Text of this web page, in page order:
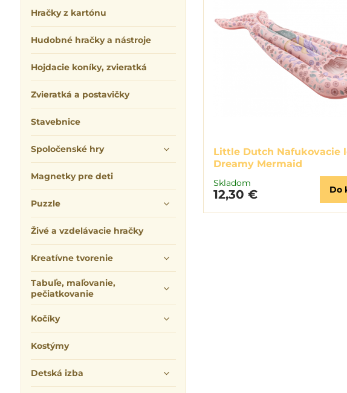
Little Dutch Nafukovacie
Dreamy Mermaid
Skladom
12,30 € Do
Hračky z kartónu
Hudobné hračky a nástroje
Hojdacie koníky, zvieratká
Zvieratká a postavičky
Stavebnice
Spoločenské hry
Magnetky pre deti
Puzzle
Živé a vzdelávacie hračky
Kreatívne tvorenie
Tabuľe, maľovanie,
pečiatkovanie
Kočíky
Kostýmy
Detská izba